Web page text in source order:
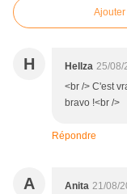
H Hellza 25/08/
<br /> C'est
bravo !<br />
Répondre
A Anita 21/08/